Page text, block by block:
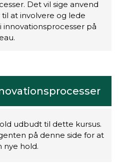
Det vil sige anvend
at involvere og lede
på
udbudt til dette kursus.
på denne side for at
nye hold.